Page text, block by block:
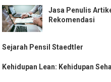
Jasa Penulis
Rekomendasi
Sejarah Pensil Staedtler
Kehidupan Lean: Kehidupan